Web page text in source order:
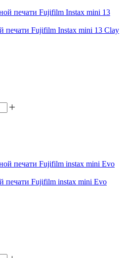
печати Fujifilm Instax mini 13 Clay
печати Fujifilm instax mini Evo